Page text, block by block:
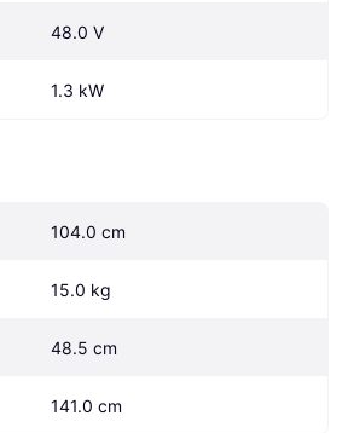
48.0 V
1.3 kW
104.0 cm
15.0 kg
48.5 cm
141.0 cm